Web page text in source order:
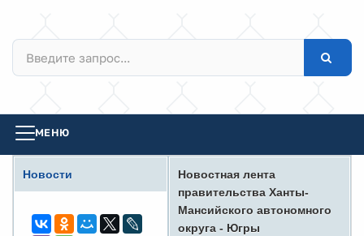
МЕНЮ
Новости
Новостная лента
правительства Ханты-
Мансийского автономного
округа - Югры